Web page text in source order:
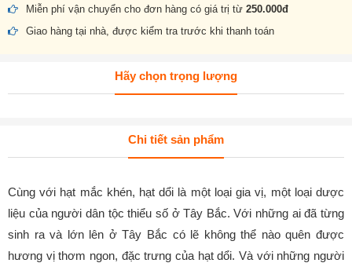
Miễn phí vận chuyển cho đơn hàng có giá trị từ 250.000đ
Giao hàng tại nhà, được kiểm tra trước khi thanh toán
Hãy chọn trọng lượng
Chi tiết sản phẩm
Cùng với hạt mắc khén, hạt dổi là một loại gia vị, một loại dược
liệu của người dân tộc thiểu số ở Tây Bắc. Với những ai đã từng
sinh ra và lớn lên ở Tây Bắc có lẽ không thể nào quên được
hương vị thơm ngon, đặc trưng của hạt dổi. Và với những người